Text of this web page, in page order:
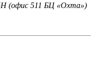
(офис 511 БЦ «Охта»)